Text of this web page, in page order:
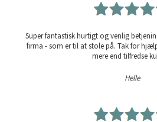
Super fantastisk hurtigt og venlig
firma - som er til at stole på. Tak for
mere end tilfredse
Helle